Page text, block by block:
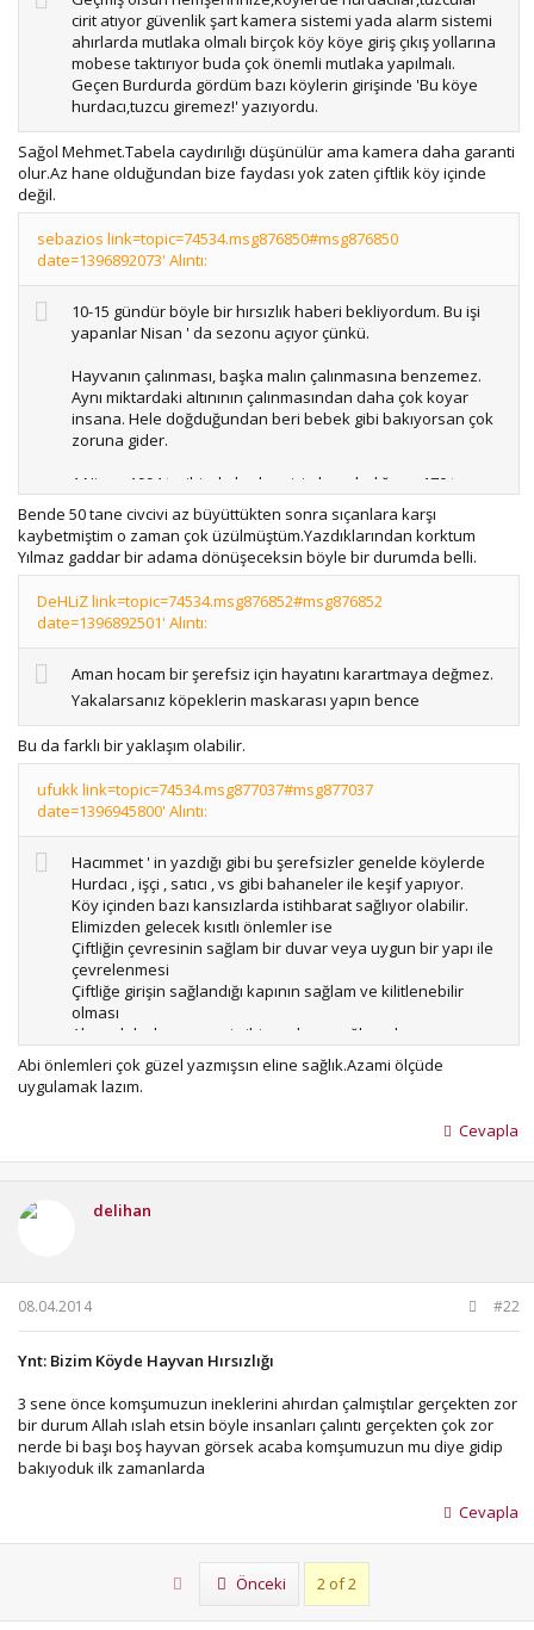
cirit atıyor güvenlik şart kamera sistemi yada alarm sistemi
ahırlarda mutlaka olmalı birçok köy köye giriş çıkış yollarına
mobese taktırıyor buda çok önemli mutlaka yapılmalı.
Geçen Burdurda gördüm bazı köylerin girişinde 'Bu köye
hurdacı,tuzcu giremez!' yazıyordu.
Sağol Mehmet.Tabela caydırılığı düşünülür ama kamera daha garanti
olur.Az hane olduğundan bize faydası yok zaten çiftlik köy içinde
değil.
sebazios link=topic=74534.msg876850#msg876850
date=1396892073' Alıntı:
10-15 gündür böyle bir hırsızlık haberi bekliyordum. Bu işi
yapanlar Nisan ' da sezonu açıyor çünkü.
Hayvanın çalınması, başka malın çalınmasına benzemez.
Aynı miktardaki altınının çalınmasından daha çok koyar
insana. Hele doğduğundan beri bebek gibi bakıyorsan çok
zoruna gider.
1 Nisan 1994 tarihinde kurban için hazırladığımız 170 tane
hayvanımız çalındı. Çok peşinden koştuk, aradık ama
bulamadık. Babam ciddi depresyona girmişti. 1 ayda
adamın saçları beyazladı.
Şu an içerde 100 tane kesime hazır kuzu, toplam 250
hayvan var. Diken üstündeyim.
Çobana kesin talimatım var:
'Hırsızı yada hırsızları gördüğün an havaya değil, direk
üstüne ateş edeceksin. Öldürmek için. Ben de olsam aynını
Yaralanırsa ambulans çağır. Ölürse kimseye haber verme,
1-2 gün köpekler et yer.'
Bazılarına hunharca gelebilir, bazılarına aşırı gelebilir. Belki
Ben ömrümden 1 yıl vericem (ki zaten çok yok, olsa olsa 25-
30 tane kalmıştır)
Sen geleceksin, 1 gecede alacaksın..
Bu niyette olanların bir şeyi göstermek lazım. Ömrünün
kalanından olabileceğini.
Bu ihtimali de öğrenmeleri lazım..
Bende 50 tane civcivi az büyüttükten sonra sıçanlara karşı
kaybetmiştim o zaman çok üzülmüştüm.Yazdıklarından korktum
Yılmaz gaddar bir adama dönüşeceksin böyle bir durumda belli.
DeHLiZ link=topic=74534.msg876852#msg876852
date=1396892501' Alıntı:
Aman hocam bir şerefsiz için hayatını karartmaya değmez.
Yakalarsanız köpeklerin maskarası yapın bence
Bu da farklı bir yaklaşım olabilir.
ufukk link=topic=74534.msg877037#msg877037
date=1396945800' Alıntı:
Hacımmet ' in yazdığı gibi bu şerefsizler genelde köylerde
Hurdacı , işçi , satıcı , vs gibi bahaneler ile keşif yapıyor.
Köy içinden bazı kansızlarda istihbarat sağlıyor olabilir.
Elimizden gelecek kısıtlı önlemler ise
Çiftliğin çevresinin sağlam bir duvar veya uygun bir yapı ile
çevrelenmesi
Çiftliğe girişin sağlandığı kapının sağlam ve kilitlenebilir
olması
Ahır , ahıl , depo , garaj gibi yapıların sağlam duvar ve
kilitlenebilir giriş kapısının olması
Kamera sisteminin kurulması ve görüntü kaydının tutulması
, münkünse görüntü kayıtlarının internet üzerinde farklı bir
İyi eğitim verilmiş yabancılara saldırgan olarak köpek
önlemi olabilir
yapılara mümkün mertebe sokulmaması
haber vermeleri
Bir olumsuzluk durumunda silah ile havaya ateş açarak ,
korna çalarak , gürültü çıkararak durumdan herkezin
haberdar olmasının sağlanması
Mümkünse köye giriş yapılan anayol , köy meydanı gibi
yerlerin kamera ile kaydı yapılması
Traktör , biçerdöver , araba , vb araçların anahtarlarının
üzerinde bırakılmaması , mümkünse gizli şartel uygulaması
Gibi belli başlı önlemler ile caydırıcılık arttırabilir , önlenebilir
Allah hepimizin canını , malını bu şerefsizlerden korusun.
Abi önlemleri çok güzel yazmışsın eline sağlık.Azami ölçüde
uygulamak lazım.
Cevapla
delihan
08.04.2014 #22
Ynt: Bizim Köyde Hayvan Hırsızlığı
3 sene önce komşumuzun ineklerini ahırdan çalmıştılar gerçekten zor
bir durum Allah ıslah etsin böyle insanları çalıntı gerçekten çok zor
nerde bi başı boş hayvan görsek acaba komşumuzun mu diye gidip
bakıyoduk ilk zamanlarda
Cevapla
Önceki 2 of 2